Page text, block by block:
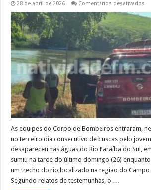
28 de abril de 2026 Comentários desativados
por
no
do
As equipes do Corpo de Bombeiros entraram,
no terceiro dia consecutivo de buscas pelo
desapareceu nas águas do Rio Paraíba do Sul,
sumiu na tarde do último domingo (26)
um trecho do rio,localizado na região do Campo
Segundo relatos de testemunhas, o …